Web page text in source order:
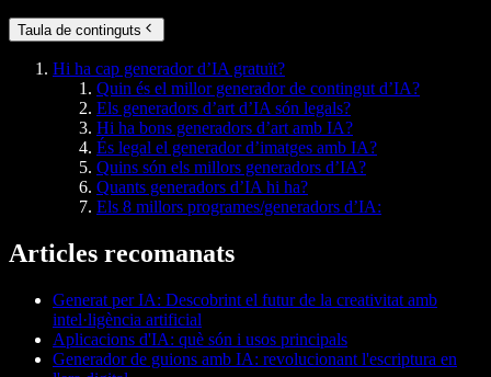
Taula de continguts
Hi ha cap generador d’IA gratuït?
Quin és el millor generador de contingut d’IA?
Els generadors d’art d’IA són legals?
Hi ha bons generadors d’art amb IA?
És legal el generador d’imatges amb IA?
Quins són els millors generadors d’IA?
Quants generadors d’IA hi ha?
Els 8 millors programes/generadors d’IA:
Articles recomanats
Generat per IA: Descobrint el futur de la creativitat amb
intel·ligència artificial
Aplicacions d'IA: què són i usos principals
Generador de guions amb IA: revolucionant l'escriptura en